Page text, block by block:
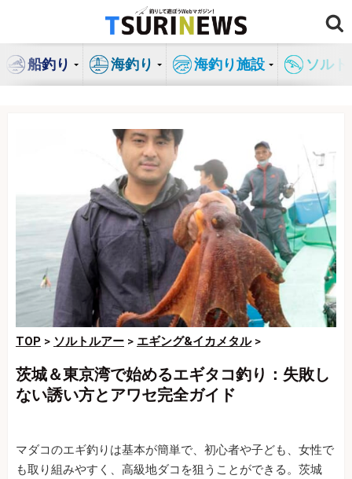
ン
船釣り 海釣り 海釣り施設 ソル
TOP > ソルトルアー > エギング&イカメタル>
茨城＆東京湾で始めるエギタコ釣り：失敗し
ない誘い方とアワセ完全ガイド
マダコのエギ釣りは基本が簡単で、初心者や子ども、女性で
も取り組みやすく、高級地ダコを狙うことができる。茨城